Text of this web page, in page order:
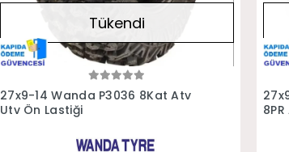
Stokta Yok
Tükendi
27x9-14 Wanda P3036 8Kat Atv
Utv Ön Lastiği